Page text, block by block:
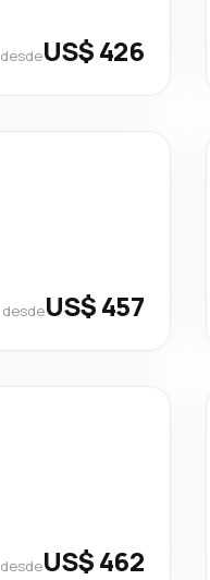
desdeUS$ 426
desdeUS$ 457
desdeUS$ 462